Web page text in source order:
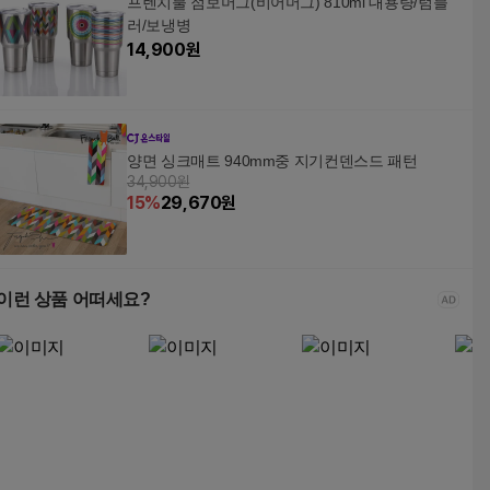
러/보냉병
14,900원
양면 싱크매트 940mm중 지기컨덴스드 패턴
34,900원
15%29,670원
런 상품 어떠세요?